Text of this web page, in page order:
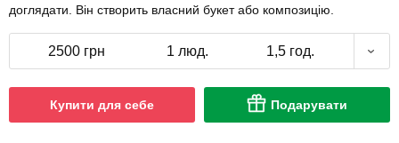
доглядати. Він створить власний букет або композицію.
2500 грн 1 люд. 1,5 год.
Купити для себе Подарувати